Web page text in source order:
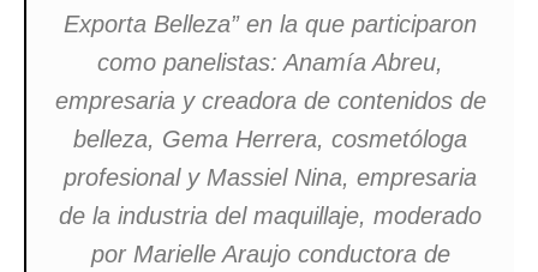
Exporta Belleza” en la que participaron
como panelistas: Anamía Abreu,
empresaria y creadora de contenidos de
belleza, Gema Herrera, cosmetóloga
profesional y Massiel Nina, empresaria
de la industria del maquillaje, moderado
por Marielle Araujo conductora de